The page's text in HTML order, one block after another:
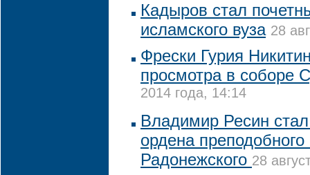
Кадыров стал
исламского вуза 28
Фрески Гурия
просмотра в соборе
2014 года, 14:14
Владимир Ресин
ордена
Радонежского 28